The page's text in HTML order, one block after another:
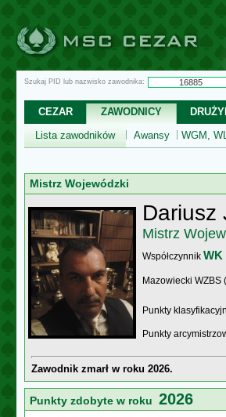
Szukaj PID lub nazwisko zawodnika:
CEZAR ZAWODNICY
Lista zawodników
Awansy WGM,
Mistrz Wojewódzki
Dariusz
Mistrz
Współczynnik WK
Mazowiecki WZBS
Punkty
Punkty
Zawodnik zmarł w roku 2026.
Punkty zdobyte w roku 2026